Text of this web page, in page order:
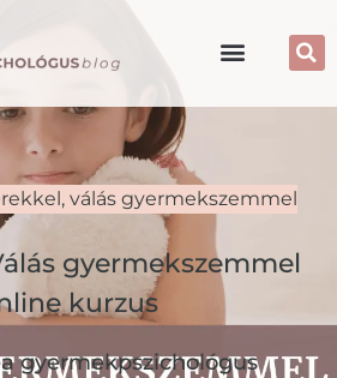
, válás gyermekszemmel
gyermekszemmel
kurzus
gyermekpszichológus